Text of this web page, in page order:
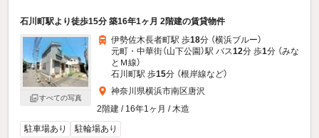
石川町駅より徒歩15分 築16年1ヶ月 2階建の賃貸物件
すべての写真
伊勢佐木長者町駅 歩18分 （横浜ブルー）
元町・中華街（山下公園）駅 バス12分 歩1分 （みな
とＭ線）
石川町駅 歩15分 （根岸線など）
神奈川県横浜市南区唐沢
2階建 / 16年1ヶ月 / 木造
駐車場あり
駐輪場あり